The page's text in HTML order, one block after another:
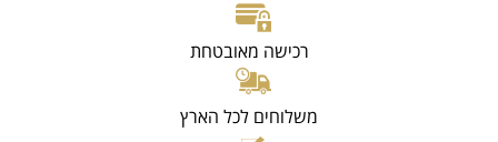
רכישה מאובטחת
משלוחים לכל הארץ